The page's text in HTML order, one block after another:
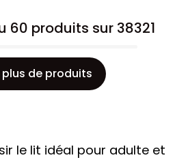
60 produits sur 38321
plus de produits
le lit idéal pour adulte et